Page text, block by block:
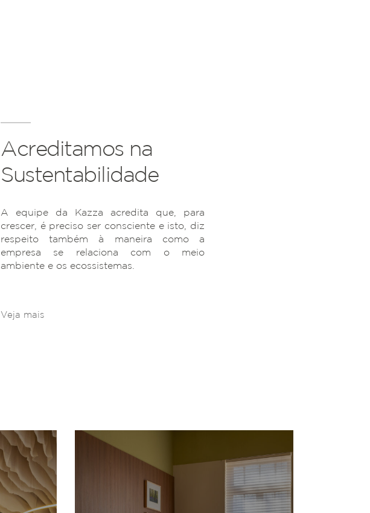
Acreditamos na
Sustentabilidade
A equipe da Kazza acredita que, para
crescer, é preciso ser consciente e isto, diz
respeito também à maneira como a
empresa se relaciona com o meio
ambiente e os ecossistemas.
Veja mais